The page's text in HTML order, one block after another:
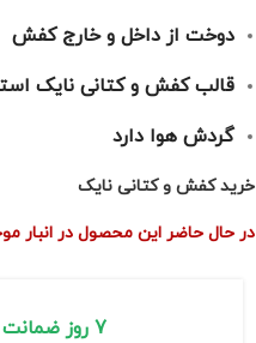
دوخت از داخل و خارج کفش
قالب کفش و کتانی نایک
گردش هوا دارد
خرید کفش و کتانی نایک
در حال حاضر این محصول در
7 روز ضمانت بی قید و شرط